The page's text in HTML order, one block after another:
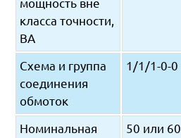
мощность вне
класса точности,
ВА
Схема и группа
соединения
обмоток
1/1/1-0-0
Номинальная
50 или 60